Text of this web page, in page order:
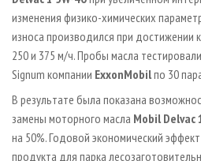
изменения физико­-химических
износа производился при достижении
250 и 375 м/ч. Пробы масла
Signum компании ExxonMobilпо 30
В результате была показана
замены моторного масла Mobil Delvac
на 50%. Годовой экономический
продукта для парка